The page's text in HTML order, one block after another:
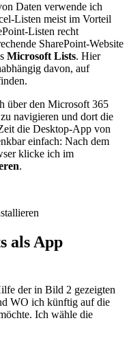
Daten verwende ich
Listen meist im Vorteil
Listen recht
SharePoint-Website
Microsoft Lists. Hier
davon, auf
über den Microsoft 365
navigieren und dort die
die Desktop-App von
einfach: Nach dem
klicke ich im
.
als App
der in Bild 2 gezeigten
WO ich künftig auf die
Ich wähle die